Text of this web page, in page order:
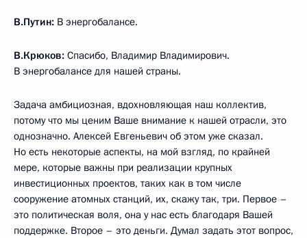
В.Путин: В энергобалансе.
В.Крюков: Спасибо, Владимир Владимирович.
В энергобалансе для нашей страны.
Задача амбициозная, вдохновляющая наш коллектив,
потому что мы ценим Ваше внимание к нашей отрасли, это
однозначно. Алексей Евгеньевич об этом уже сказал.
Но есть некоторые аспекты, на мой взгляд, по крайней
мере, которые важны при реализации крупных
инвестиционных проектов, таких как в том числе
сооружение атомных станций, их, скажу так, три. Первое –
это политическая воля, она у нас есть благодаря Вашей
поддержке. Второе – это деньги. Думал задать этот вопрос,